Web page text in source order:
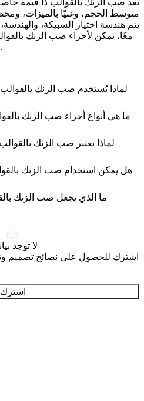
يعد صب الزنك بالقوالب ذا قيمة
متوسط الحجم، وغنيًا بالميزات،
يتم هندسة اختيار السبيكة،
معًا، يمكن لأجزاء صب الزنك
أداء المنتج واقتصاديات التصنيع.
لماذا يُستخدم صب الزنك
ما هي أنواع أجزاء صب الزنك
لماذا يعتبر صب الزنك
هل يمكن استخدام صب الزنك
ما الذي يجعل صب الزنك
لا توجد
اشترك للحصول على نصائح تصميم
اشترك